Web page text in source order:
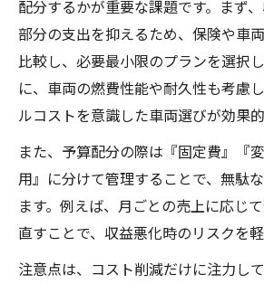
配分するかが重要な課題です。まず
部分の支出を抑えるため、保険や車
比較し、必要最小限のプランを選択
に、車両の燃費性能や耐久性も考慮
ルコストを意識した車両選びが効果的
また、予算配分の際は『固定費』『
用』に分けて管理することで、無駄
ます。例えば、月ごとの売上に応じ
直すことで、収益悪化時のリスクを軽
注意点は、コスト削減だけに注力し